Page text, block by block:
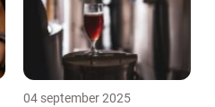
04 september 2025